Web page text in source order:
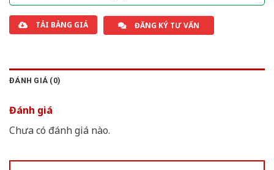
TẢI BẢNG GIÁ ĐĂNG KÝ TƯ VẤN
ĐÁNH GIÁ (0)
Đánh giá
Chưa có đánh giá nào.